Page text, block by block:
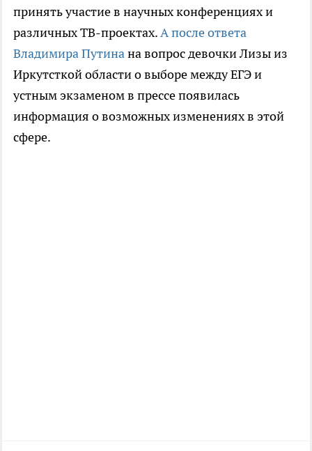
принять участие в научных конференциях и
различных ТВ-проектах.А после ответа
Владимира Путинана вопрос девочки Лизы из
Иркутсткой области о выборе между ЕГЭ и
устным экзаменом в прессе появилась
информация о возможных изменениях в этой
сфере.